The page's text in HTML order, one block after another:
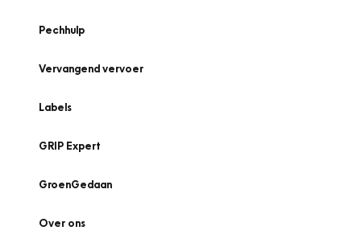
Pechhulp
Vervangend vervoer
Labels
GRIP Expert
GroenGedaan
Over ons